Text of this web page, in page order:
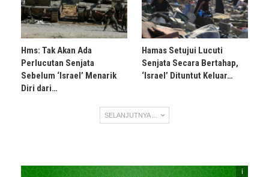
Hms: Tak Akan Ada
Perlucutan Senjata
Sebelum ‘Israel’ Menarik
Diri dari…
Hamas Setujui Lucuti
Senjata Secara Bertahap,
‘Israel’ Dituntut Keluar…
SELANJUTNYA ...